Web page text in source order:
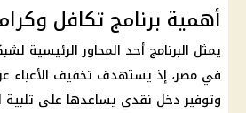
أهمية برنامج تكافل
يمثل البرنامج أحد المحاور الرئيسية
في مصر، إذ يستهدف تخفيف الأعباء عن
وتوفير دخل نقدي يساعدها على تلبية